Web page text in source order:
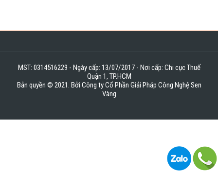
MST: 0314516229 - Ngày cấp: 13/07/2017 - Nơi cấp: Chi cục Thuế
Quận 1, TP.HCM
Bản quyền © 2021. Bởi Công ty Cổ Phần Giải Pháp Công Nghệ Sen
Vàng